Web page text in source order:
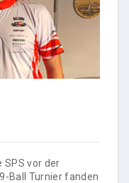
SPS vor der
Ball Turnier fanden